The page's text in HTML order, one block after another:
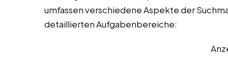
umfassen verschiedene Aspekte der
detaillierten Aufgabenbereiche: